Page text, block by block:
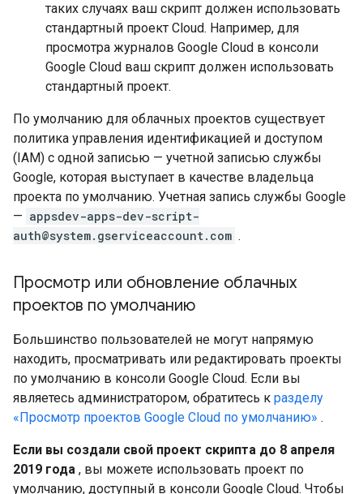
таких случаях ваш скрипт должен использовать
стандартный проект Cloud. Например, для
просмотра журналов Google Cloud в консоли
Google Cloud ваш скрипт должен использовать
стандартный проект.
По умолчанию для облачных проектов существует
политика управления идентификацией и доступом
(IAM) с одной записью — учетной записью службы
Google, которая выступает в качестве владельца
проекта по умолчанию. Учетная запись службы Google
— appsdev-apps-dev-script-
auth@system.gserviceaccount.com .
Просмотр или обновление облачных
проектов по умолчанию
Большинство пользователей не могут напрямую
находить, просматривать или редактировать проекты
по умолчанию в консоли Google Cloud. Если вы
являетесь администратором, обратитесь к разделу
«Просмотр проектов Google Cloud по умолчанию» .
Если вы создали свой проект скрипта до 8 апреля
2019 года , вы можете использовать проект по
умолчанию, доступный в консоли Google Cloud. Чтобы